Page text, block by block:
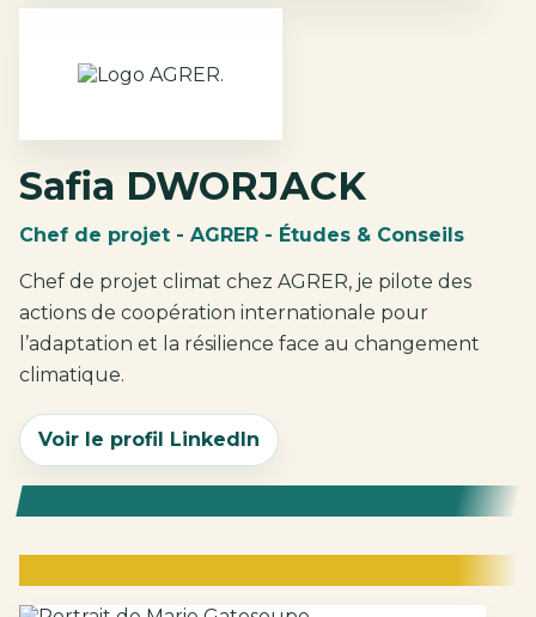
Safia DWORJACK
Chef de projet - AGRER - Études & Conseils
Chef de projet climat chez AGRER, je pilote des
actions de coopération internationale pour
l’adaptation et la résilience face au changement
climatique.
Voir le profil LinkedIn